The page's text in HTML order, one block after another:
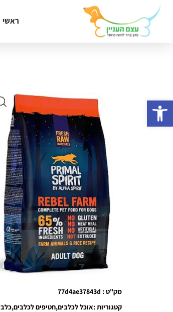
ראשי
מק"ט : 77d4ae37843d
קטגוריות :אוכל לכלבים חטיפים לכלבים כלב
פתח סרגל נגישות